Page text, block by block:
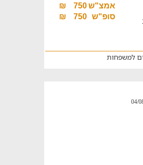
אמצ"ש750
₪
סופ"ש
750
₪
למשפחות